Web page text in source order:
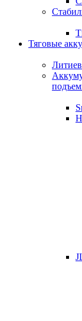
Тяговые